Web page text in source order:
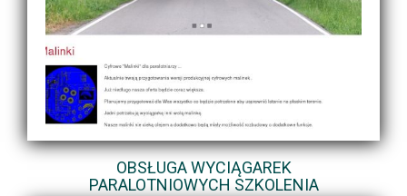
OBSŁUGA WYCIĄGAREK
PARALOTNIOWYCH SZKOLENIA